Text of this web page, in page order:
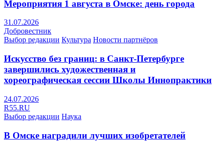
Мероприятия 1 августа в Омске: день города
31.07.2026
Добровестник
Выбор редакции Культура Новости партнёров
Искусство без границ: в Санкт-Петербурге
завершились художественная и
хореографическая сессии Школы Иннопрактики
24.07.2026
R55.RU
Выбор редакции Наука
В Омске наградили лучших изобретателей